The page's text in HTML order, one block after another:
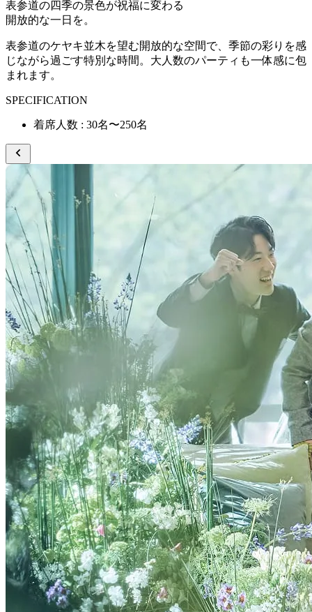
表参道の四季の景色が祝福に変わる
開放的な一日を。
表参道のケヤキ並木を望む開放的な空間で、季節の彩りを感
じながら過ごす特別な時間。大人数のパーティも一体感に包
まれます。
SPECIFICATION
着席人数 : 30名〜250名